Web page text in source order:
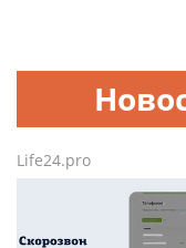
Life24.pro